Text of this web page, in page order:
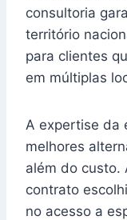
consultoria
território
para clientes
em múltiplas
A expertise da
melhores
além do custo.
contrato
no acesso a